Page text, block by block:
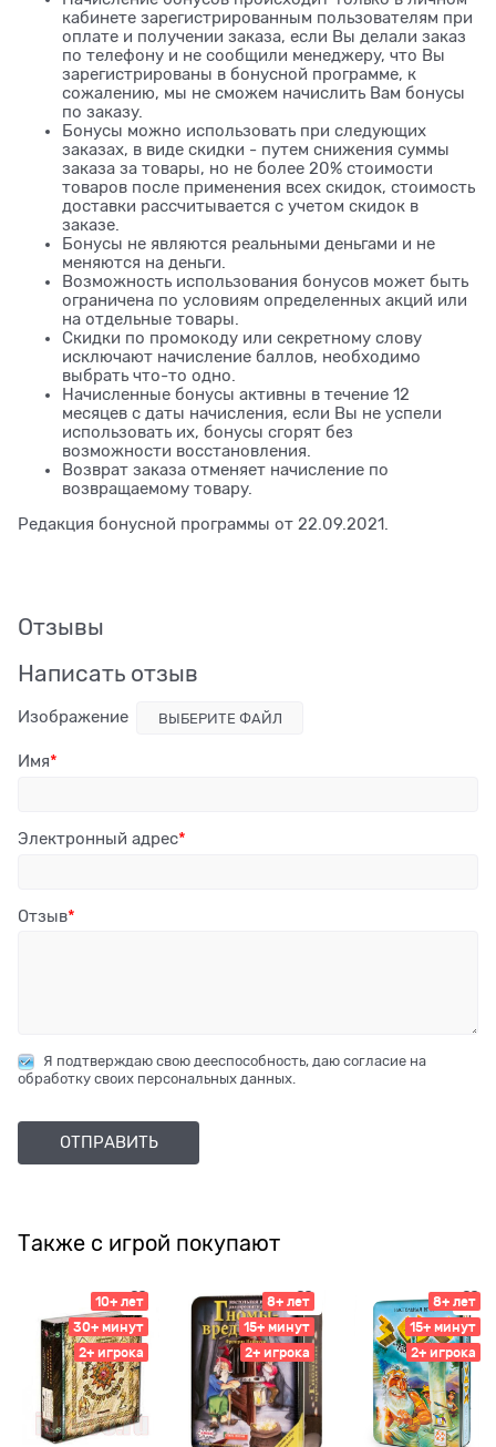
кабинете зарегистрированным пользователям при
оплате и получении заказа, если Вы делали заказ
по телефону и не сообщили менеджеру, что Вы
зарегистрированы в бонусной программе, к
сожалению, мы не сможем начислить Вам бонусы
по заказу.
Бонусы можно использовать при следующих
заказах, в виде скидки - путем снижения суммы
заказа за товары, но не более 20% стоимости
товаров после применения всех скидок, стоимость
доставки рассчитывается с учетом скидок в
заказе.
Бонусы не являются реальными деньгами и не
меняются на деньги.
Возможность использования бонусов может быть
ограничена по условиям определенных акций или
на отдельные товары.
Скидки по промокоду или секретному слову
исключают начисление баллов, необходимо
выбрать что-то одно.
Начисленные бонусы активны в течение 12
месяцев с даты начисления, если Вы не успели
использовать их, бонусы сгорят без
возможности восстановления.
Возврат заказа отменяет начисление по
возвращаемому товару.
Редакция бонусной программы от 22.09.2021.
Отзывы
Написать отзыв
Изображение ВЫБЕРИТЕ ФАЙЛ
Имя
Электронный адрес
Отзыв
Я подтверждаю свою дееспособность, даю согласие на
обработку своих персональных данных.
Также с игрой покупают
10+ лет
30+ минут
2+ игрока
8+ лет
15+ минут
2+ игрока
8+ лет
15+ минут
2+ игрока